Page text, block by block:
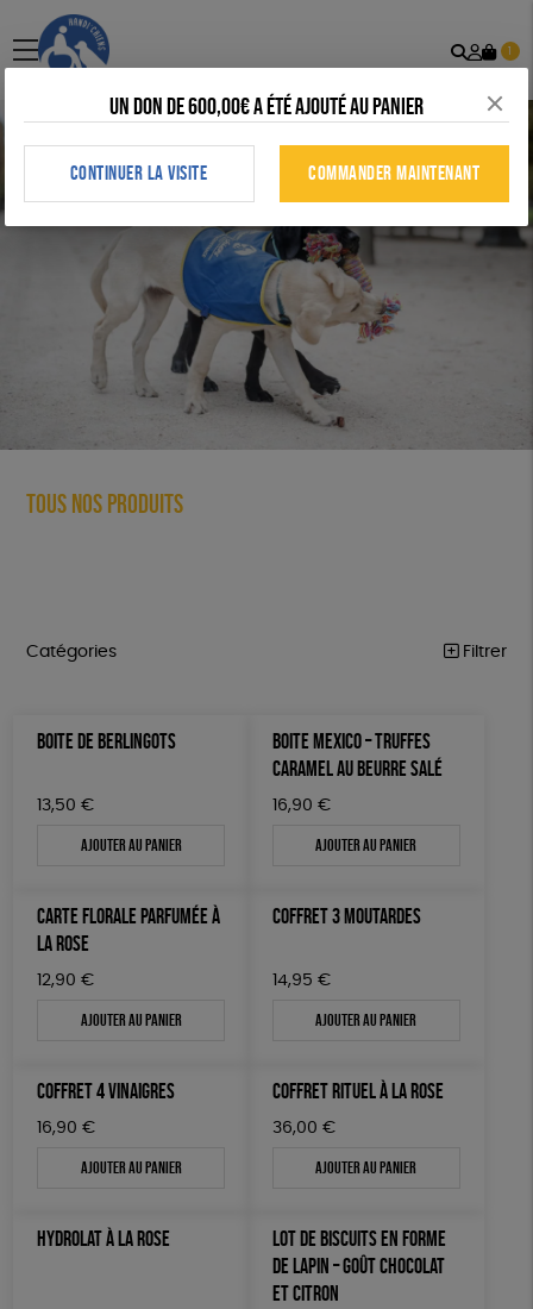
menu
Mon
1
Tous nos produits
Catégories Filtrer
ÉPICERIE
MAISON
TOUT
Par défaut
Nouveauté
Prix : du - cher au + cher
50 € - 100 €
150 € - 200 €
Plus de 200€
Couleur
Mots clés
Agriculture Biologique
FSC Fabrication artisanale Oeko-Tex
Fabriqué en Espagne
BOITE DE BERLINGOTS
13,50 €
Ajouter au panier
BOITE MEXICO – TRUFFES
CARAMEL AU BEURRE SALÉ
16,90 €
Ajouter au panier
CARTE FLORALE PARFUMÉE À
LA ROSE
12,90 €
Ajouter au panier
COFFRET 3 MOUTARDES
14,95 €
Ajouter au panier
COFFRET 4 VINAIGRES
16,90 €
Ajouter au panier
COFFRET RITUEL À LA ROSE
36,00 €
Ajouter au panier
HYDROLAT À LA ROSE
LOT DE BISCUITS EN FORME
DE LAPIN – GOÛT CHOCOLAT
ET CITRON
Un don de 600,00€ a été ajouté au panier
CONTINUER LA VISITE COMMANDER MAINTENANT